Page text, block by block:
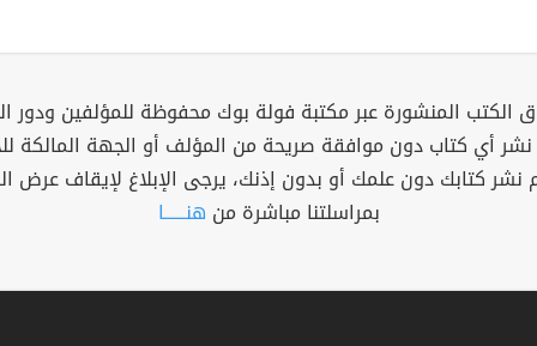
الكتب المنشورة عبر مكتبة فولة بوك محفوظة للمؤلفين ودور
نشر أي كتاب دون موافقة صريحة من المؤلف أو الجهة المالكة
نشر كتابك دون علمك أو بدون إذنك، يرجى الإبلاغ لإيقاف عرض
بمراسلتنا مباشرة من هنــــــا